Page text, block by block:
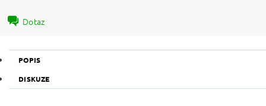
Dotaz
POPIS
DISKUZE